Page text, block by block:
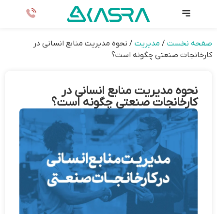
صفحه نخست / مدیریت / نحوه مدیریت منابع انسانی در
کارخانجات صنعتی چگونه است؟
نحوه مدیریت منابع انسانی در
کارخانجات صنعتی چگونه است؟